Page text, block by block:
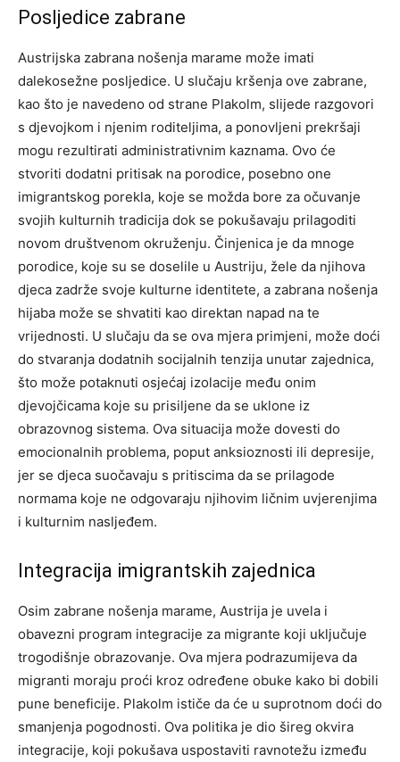
Posljedice zabrane
Austrijska zabrana nošenja marame može imati
dalekosežne posljedice. U slučaju kršenja ove zabrane,
kao što je navedeno od strane Plakolm, slijede razgovori
s djevojkom i njenim roditeljima, a ponovljeni prekršaji
mogu rezultirati administrativnim kaznama. Ovo će
stvoriti dodatni pritisak na porodice, posebno one
imigrantskog porekla, koje se možda bore za očuvanje
svojih kulturnih tradicija dok se pokušavaju prilagoditi
novom društvenom okruženju. Činjenica je da mnoge
porodice, koje su se doselile u Austriju, žele da njihova
djeca zadrže svoje kulturne identitete, a zabrana nošenja
hijaba može se shvatiti kao direktan napad na te
vrijednosti. U slučaju da se ova mjera primjeni, može doći
do stvaranja dodatnih socijalnih tenzija unutar zajednica,
što može potaknuti osjećaj izolacije među onim
djevojčicama koje su prisiljene da se uklone iz
obrazovnog sistema. Ova situacija može dovesti do
emocionalnih problema, poput anksioznosti ili depresije,
jer se djeca suočavaju s pritiscima da se prilagode
normama koje ne odgovaraju njihovim ličnim uvjerenjima
i kulturnim nasljeđem.
Integracija imigrantskih zajednica
Osim zabrane nošenja marame, Austrija je uvela i
obavezni program integracije za migrante koji uključuje
trogodišnje obrazovanje. Ova mjera podrazumijeva da
migranti moraju proći kroz određene obuke kako bi dobili
pune beneficije. Plakolm ističe da će u suprotnom doći do
smanjenja pogodnosti. Ova politika je dio šireg okvira
integracije, koji pokušava uspostaviti ravnotežu između